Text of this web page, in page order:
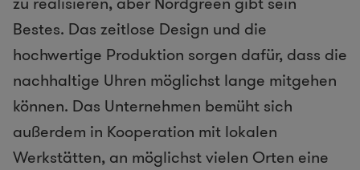
Bestes. Das zeitlose Design und die
hochwertige Produktion sorgen dafür, dass die
nachhaltige Uhren möglichst lange mitgehen
können. Das Unternehmen bemüht sich
außerdem in Kooperation mit lokalen
Werkstätten, an möglichst vielen Orten eine